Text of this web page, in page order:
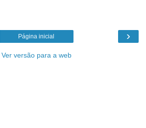
›
Página inicial
Ver versão para a web